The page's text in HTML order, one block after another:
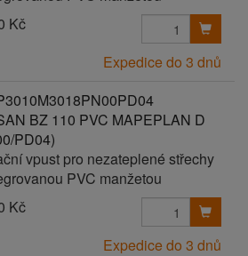
Kč
Expedice do 3 dnů
BZ 110 PVC MAPEPLAN D
PD04)
vpust pro nezateplené střechy
PVC manžetou
Kč
Expedice do 3 dnů